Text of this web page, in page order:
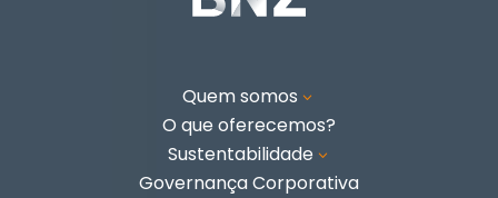
Quem somos 3
O que oferecemos?
Sustentabilidade 3
Governança Corporativa